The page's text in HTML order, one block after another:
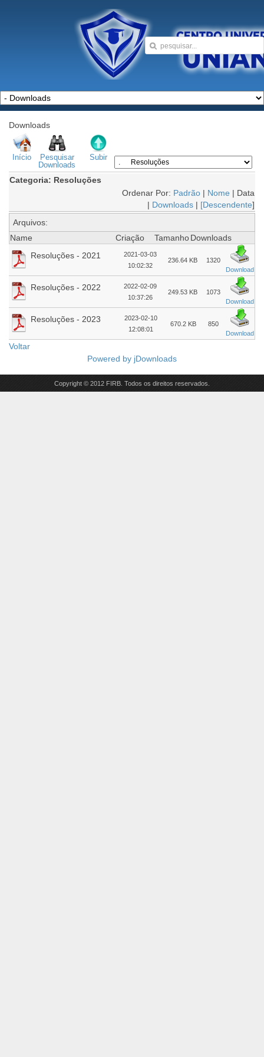
Downloads
Início
Pesquisar
Downloads
Subir
Categoria: Resoluções
Ordenar Por: Padrão | Nome | Data
| Downloads | [Descendente]
Arquivos:
Name
Criação Tamanho Downloads
Resoluções - 2021
2021-03-03
10:02:32
236.64 KB
1320
Download
Resoluções - 2022
2022-02-09
10:37:26
249.53 KB
1073
Download
Resoluções - 2023
2023-02-10
12:08:01
670.2 KB
850
Download
Voltar
Powered by jDownloads
Copyright © 2012 FIRB. Todos os direitos reservados.